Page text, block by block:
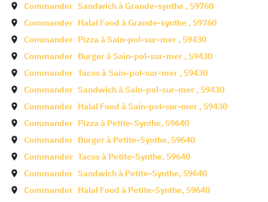
Commander Sandwich àGrande-synthe , 59760
Commander Halal Food àGrande-synthe , 59760
Commander Pizza àSain-pol-sur-mer , 59430
Commander Burger àSain-pol-sur-mer , 59430
Commander Tacos àSain-pol-sur-mer , 59430
Commander Sandwich àSain-pol-sur-mer , 59430
Commander Halal Food àSain-pol-sur-mer , 59430
Commander Pizza à Petite-Synthe, 59640
Commander Burger à Petite-Synthe, 59640
Commander Tacos à Petite-Synthe, 59640
Commander Sandwich à Petite-Synthe, 59640
Commander Halal Food à Petite-Synthe, 59640